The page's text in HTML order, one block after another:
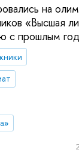
на
«Высшая
с прошлым